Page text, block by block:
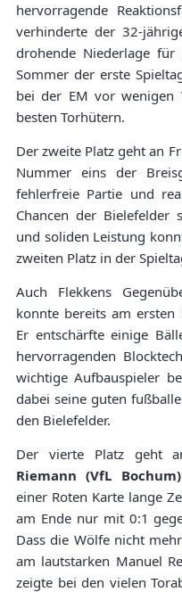
hervorragende
verhinderte der 32-
drohende Niederlage für
Sommer der erste
bei der EM vor wenigen
besten Torhütern.
Der zweite Platz geht an
Nummer eins der
fehlerfreie Partie und
Chancen der
und soliden Leistung
zweiten Platz in der
Auch Flekkens
konnte bereits am ersten
Er entschärfte einige
hervorragenden
wichtige Aufbauspieler
dabei seine guten
den Bielefelder.
Der vierte Platz geht
Riemann (VfL Bochum)
einer Roten Karte lange
am Ende nur mit 0:1
Dass die Wölfe nicht
am lautstarken Manuel
zeigte bei den vielen